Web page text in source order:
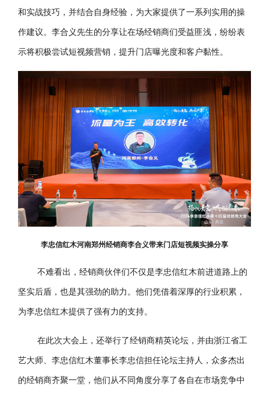
和实战技巧，并结合自身经验，为大家提供了一系列实用的操
作建议。李合义先生的分享让在场经销商们受益匪浅，纷纷表
示将积极尝试短视频营销，提升门店曝光度和客户黏性。
李忠信红木河南郑州经销商李合义带来门店短视频实操分享
不难看出，经销商伙伴们不仅是李忠信红木前进道路上的
坚实后盾，也是其强劲的助力。他们凭借着深厚的行业积累，
为李忠信红木提供了强有力的支持。
在此次大会上，还举行了经销商精英论坛，并由浙江省工
艺大师、李忠信红木董事长李忠信担任论坛主持人，众多杰出
的经销商齐聚一堂，他们从不同角度分享了各自在市场竞争中